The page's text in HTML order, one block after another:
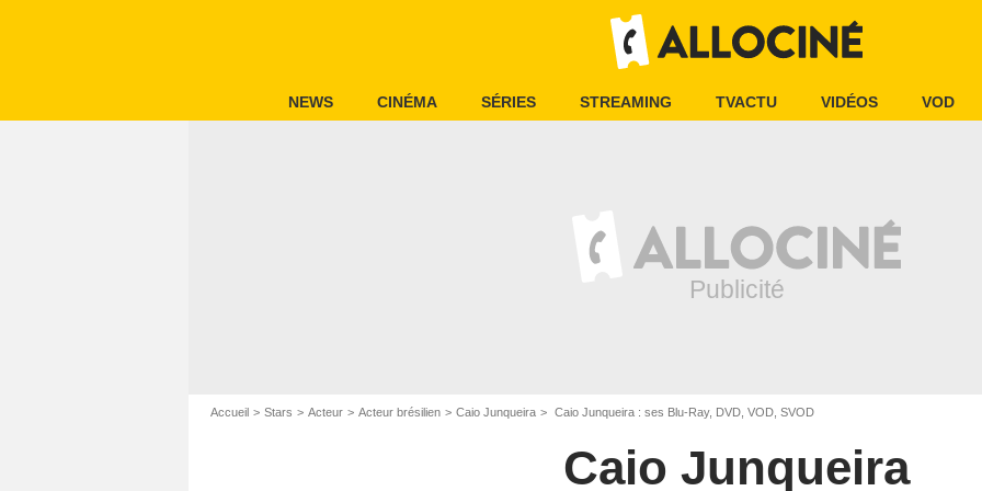
NEWS CINÉMA SÉRIES STREAMING TVACTU VIDÉOS VOD
Accueil Stars Acteur Acteur brésilien Caio Junqueira Caio Junqueira : ses Blu-Ray, DVD, VOD, SVOD
Caio Junqueira